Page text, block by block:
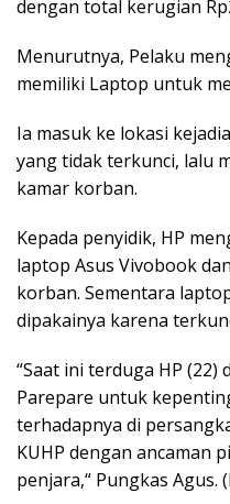
dengan total kerugian
Menurutnya, Pelaku
memiliki Laptop untuk
Ia masuk ke lokasi
yang tidak terkunci, lalu
kamar korban.
Kepada penyidik, HP
laptop Asus Vivobook
korban. Sementara
dipakainya karena
“Saat ini terduga HP
Parepare untuk
terhadapnya di
KUHP dengan ancaman
penjara,“ Pungkas Agus.